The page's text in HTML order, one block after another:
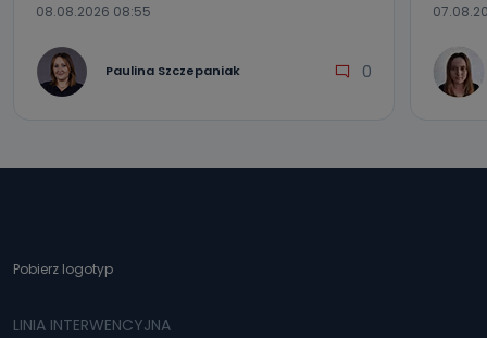
08.08.2026 08:55
Paulina Szczepaniak 0
Pobierz logotyp
LINIA INTERWENCYJNA